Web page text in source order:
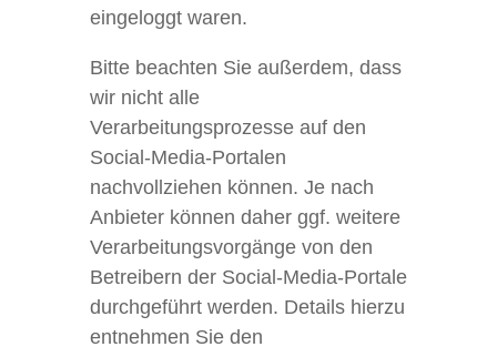
eingeloggt waren.
Bitte beachten Sie außerdem, dass
wir nicht alle
Verarbeitungsprozesse auf den
Social-Media-Portalen
nachvollziehen können. Je nach
Anbieter können daher ggf. weitere
Verarbeitungsvorgänge von den
Betreibern der Social-Media-Portale
durchgeführt werden. Details hierzu
entnehmen Sie den